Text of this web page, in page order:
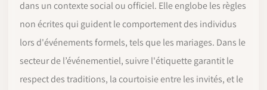
dans un contexte social ou officiel. Elle englobe les règles
non écrites qui guident le comportement des individus
lors d'événements formels, tels que les mariages. Dans le
secteur de l’événementiel, suivre l'étiquette garantit le
respect des traditions, la courtoisie entre les invités, et le